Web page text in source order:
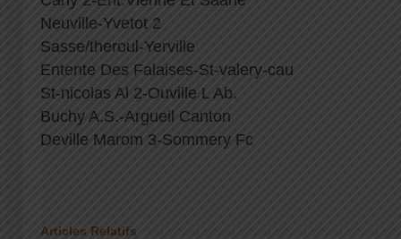
Neuville-Yvetot 2
Sasse/theroul-Yerville
Entente Des Falaises-St-valery-cau
St-nicolas Al 2-Ouville L Ab.
Buchy A.S.-Argueil Canton
Deville Marom 3-Sommery Fc
Articles Relatifs